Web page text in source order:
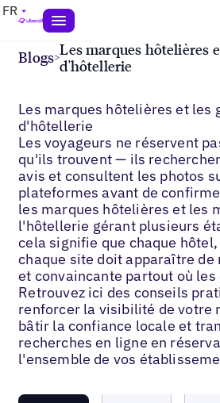
FR
Blogs>Les marques hôtelières
d'hôtellerie
Les marques hôtelières et les
d'hôtellerie
Les voyageurs ne réservent
qu'ils trouvent — ils
avis et consultent les photos
plateformes avant de
les marques hôtelières et les
l'hôtellerie gérant plusieurs
cela signifie que chaque
chaque site doit apparaître de
et convaincante partout où
Retrouvez ici des conseils
renforcer la visibilité de votre
bâtir la confiance locale et
recherches en ligne en
l'ensemble de vos